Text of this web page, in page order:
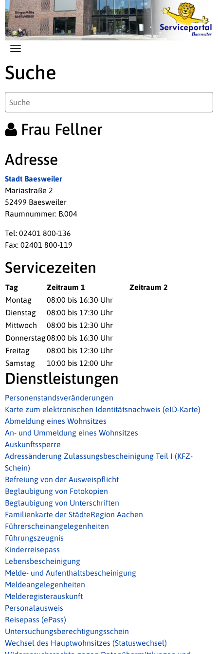
Zum Hauptinhalt springen
Suche
Frau Fellner
Adresse
Stadt Baesweiler
Mariastraße 2
52499 Baesweiler
Raumnummer: B.004
Tel: 02401 800-136
Fax: 02401 800-119
Servicezeiten
Tag Zeitraum 1
Zeitraum 2
Montag
08:00 bis 16:30 Uhr
Dienstag
08:00 bis 17:30 Uhr
Mittwoch
08:00 bis 12:30 Uhr
Donnerstag08:00 bis 16:30 Uhr
Freitag
08:00 bis 12:30 Uhr
Samstag
10:00 bis 12:00 Uhr
Dienstleistungen
Personenstandsveränderungen
Karte zum elektronischen Identitätsnachweis (eID-Karte)
Abmeldung eines Wohnsitzes
An- und Ummeldung eines Wohnsitzes
Auskunftssperre
Adressänderung Zulassungsbescheinigung Teil I (KFZ-
Schein)
Befreiung von der Ausweispflicht
Beglaubigung von Fotokopien
Beglaubigung von Unterschriften
Familienkarte der StädteRegion Aachen
Führerscheinangelegenheiten
Führungszeugnis
Kinderreisepass
Lebensbescheinigung
Melde- und Aufenthaltsbescheinigung
Meldeangelegenheiten
Melderegisterauskunft
Personalausweis
Reisepass (ePass)
Untersuchungsberechtigungsschein
Wechsel des Hauptwohnsitzes (Statuswechsel)